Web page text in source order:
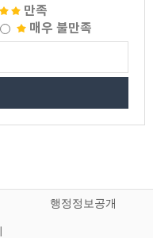
만족
매우 불만족
행정정보공개